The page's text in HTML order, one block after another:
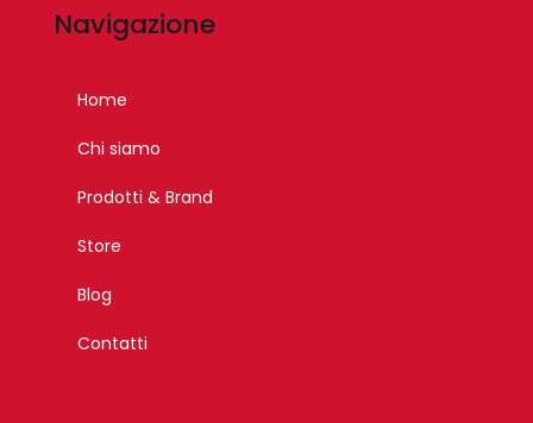
Navigazione
Home
Chi siamo
Prodotti & Brand
Store
Blog
Contatti